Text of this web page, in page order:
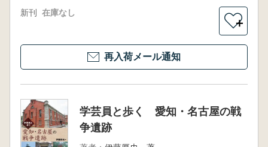
新刊 在庫なし
＋
再入荷メール通知
学芸員と歩く 愛知・名古屋の戦
争遺跡